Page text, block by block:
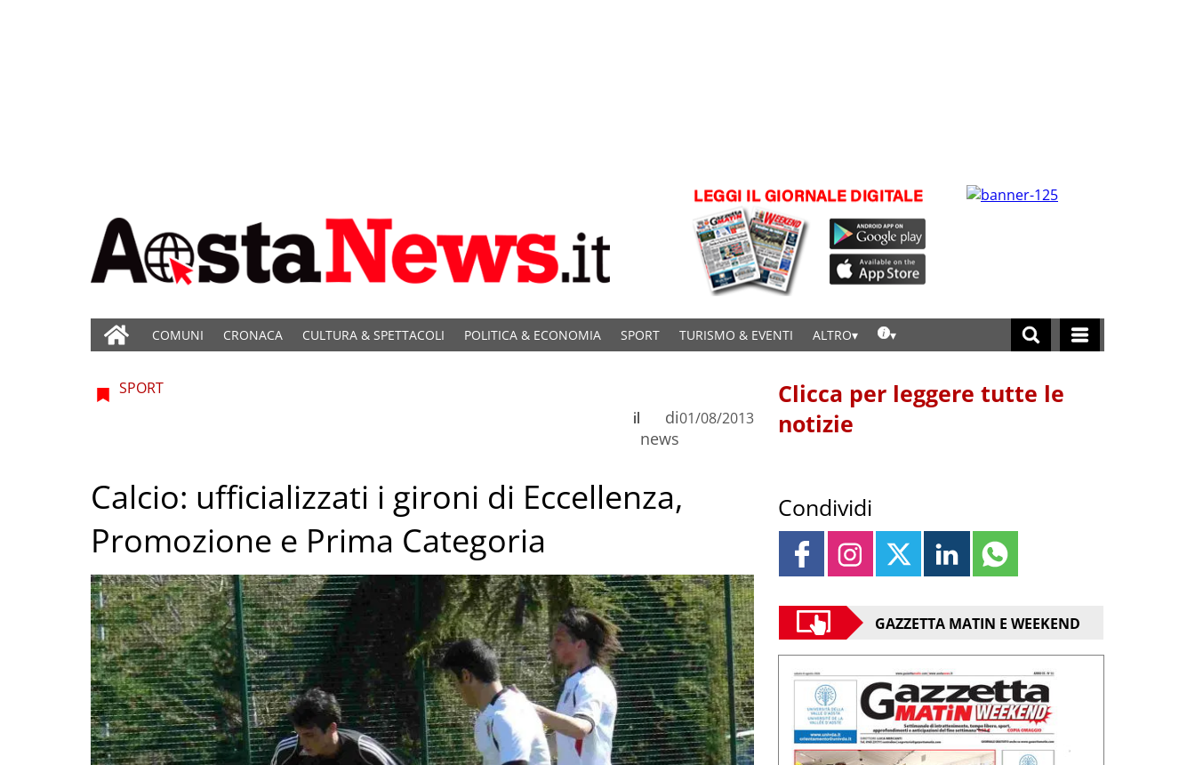
COMUNI CRONACA CULTURA & SPETTACOLI POLITICA & ECONOMIA SPORT TURISMO & EVENTI ALTRO
SPORT
di
news
il 01/08/2013
Calcio: ufficializzati i gironi di Eccellenza,
Promozione e Prima Categoria
Clicca per leggere tutte le
notizie
Condividi
GAZZETTA MATIN E WEEKEND